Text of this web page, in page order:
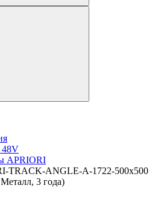
48V
APRIORI
TRACK-ANGLE-A-1722-500х500
3 года)